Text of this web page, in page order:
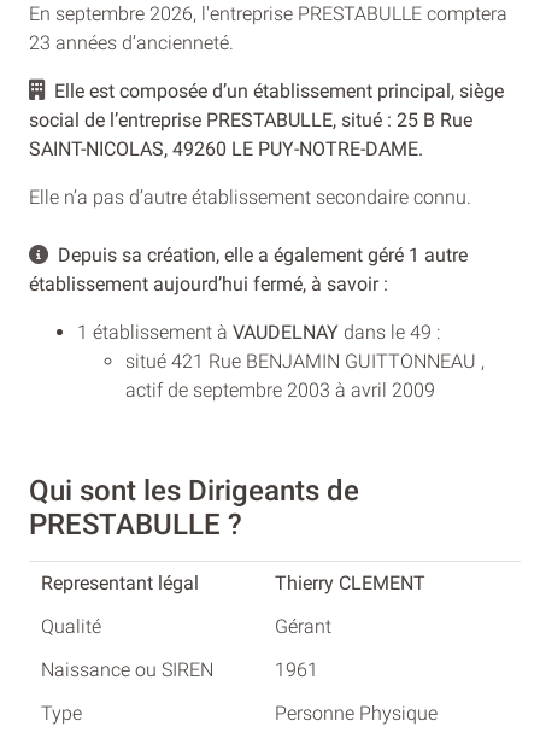
En septembre 2026, l'entreprise PRESTABULLE comptera
23 années d’ancienneté.
Elle est composée d’un établissement principal, siège
social de l’entreprise PRESTABULLE, situé : 25 B Rue
SAINT-NICOLAS, 49260 LE PUY-NOTRE-DAME.
Elle n’a pas d’autre établissement secondaire connu.
Depuis sa création, elle a également géré 1 autre
établissement aujourd’hui fermé, à savoir :
1 établissement à VAUDELNAY dans le 49 :
situé 421 Rue BENJAMIN GUITTONNEAU ,
actif de septembre 2003 à avril 2009
Qui sont les Dirigeants de
PRESTABULLE ?
Thierry CLEMENT
Gérant
1961
Personne Physique